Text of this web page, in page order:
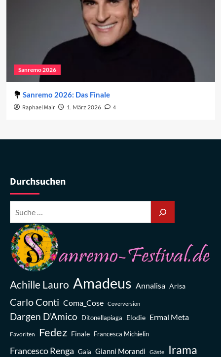
Sanremo 2026
Sanremo 2026: Das Finale
Raphael Mair 1. März 2026 4
Durchsuchen
Achille Lauro Amadeus Annalisa Arisa
Carlo Conti Coma_Cose Coverversion
Dargen D’Amico Ditonellapiaga Elodie Ermal Meta
Favoriten Fedez Finale Francesca Michielin
Francesco Renga Gaia Gianni Morandi Gäste Irama